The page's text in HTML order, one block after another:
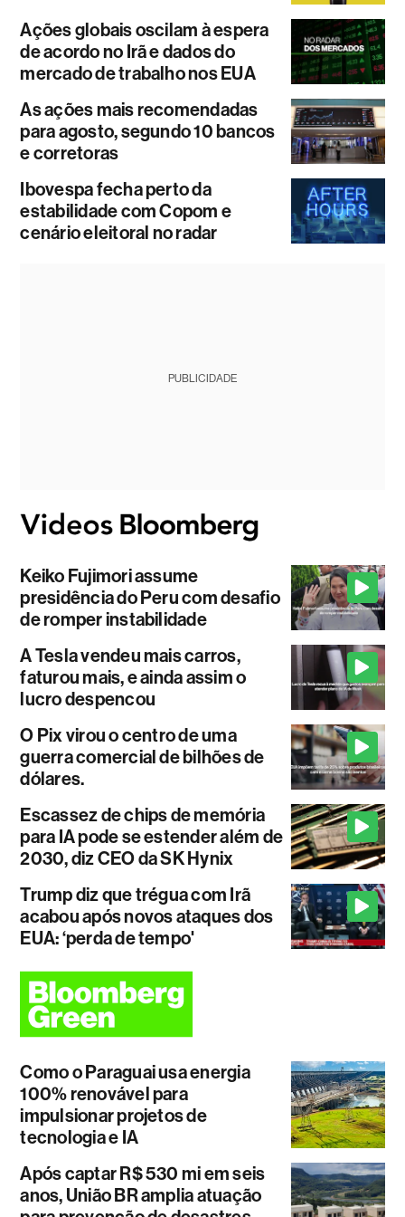
Ações globais oscilam à espera
de acordo no Irã e dados do
mercado de trabalho nos EUA
As ações mais recomendadas
para agosto, segundo 10 bancos
e corretoras
Ibovespa fecha perto da
estabilidade com Copom e
cenário eleitoral no radar
PUBLICIDADE
Keiko Fujimori assume
presidência do Peru com desafio
de romper instabilidade
A Tesla vendeu mais carros,
faturou mais, e ainda assim o
lucro despencou
O Pix virou o centro de uma
guerra comercial de bilhões de
dólares.
Escassez de chips de memória
para IA pode se estender além de
2030, diz CEO da SK Hynix
Trump diz que trégua com Irã
acabou após novos ataques dos
EUA: ‘perda de tempo'
Como o Paraguai usa energia
100% renovável para
impulsionar projetos de
tecnologia e IA
Após captar R$ 530 mi em seis
anos, União BR amplia atuação